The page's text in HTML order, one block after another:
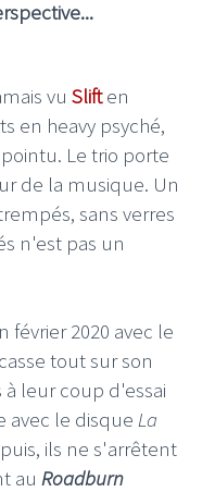
vu Sliften
en heavy psyché,
Le trio porte
de la musique. Un
sans verres
n'est pas un
février 2020 avec le
tout sur son
à leur coup d'essai
le disque La
ils ne s'arrêtent
au Roadburn